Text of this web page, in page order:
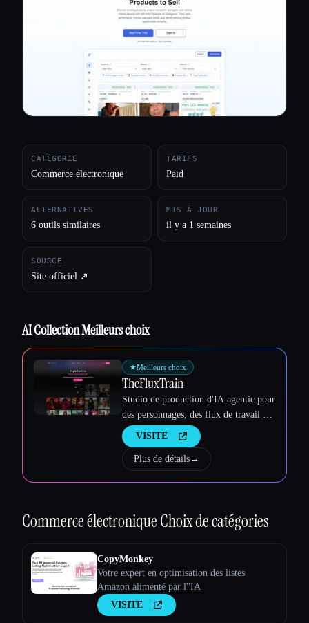
CATÉGORIE
Commerce électronique
TARIFS
Paid
ALTERNATIVES
6 outils similaires
MIS À JOUR
il y a 1 semaines
SOURCE
Site officiel ↗︎
AI Collection Meilleurs choix
★Meilleurs choix
TheFluxTrain
Studio de production d'IA agentic pour
des personnages, des flux de travail et
des vidéos cohérents
VISITE
Plus de détails→
Commerce électroniqueChoix de catégories
CopyMonkey
Votre expert en optimisation des listes
Amazon alimenté par l''IA
VISITE